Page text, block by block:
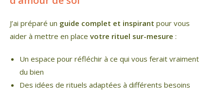
J’ai préparé un guide complet et inspirant pour vous
aider à mettre en place votre rituel sur-mesure :
Un espace pour réfléchir à ce qui vous ferait vraiment
du bien
Des idées de rituels adaptées à différents besoins